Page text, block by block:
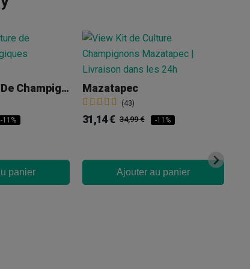
Kit De Culture De Champignons Magiques Amazonian
-11%
panier
Mazatapec
(43)
31,14 € 34,99 € -11%
Ajouter au panier